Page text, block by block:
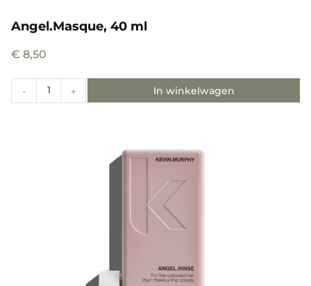
Angel.Masque, 40 ml
€ 8,50
- + In winkelwagen